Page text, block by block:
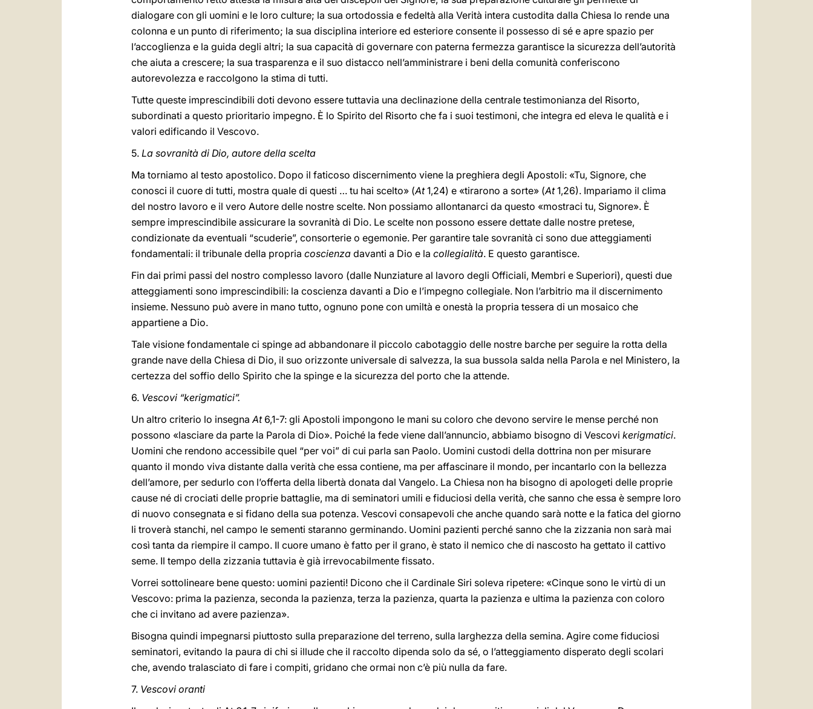
dialogare con gli uomini e le loro culture; la sua ortodossia e fedeltà alla Verità intera custodita dalla Chiesa lo rende una
colonna e un punto di riferimento; la sua disciplina interiore ed esteriore consente il possesso di sé e apre spazio per
l’accoglienza e la guida degli altri; la sua capacità di governare con paterna fermezza garantisce la sicurezza dell’autorità
che aiuta a crescere; la sua trasparenza e il suo distacco nell’amministrare i beni della comunità conferiscono
autorevolezza e raccolgono la stima di tutti.
Tutte queste imprescindibili doti devono essere tuttavia una declinazione della centrale testimonianza del Risorto,
subordinati a questo prioritario impegno. È lo Spirito del Risorto che fa i suoi testimoni, che integra ed eleva le qualità e i
valori edificando il Vescovo.
5. La sovranità di Dio, autore della scelta
Ma torniamo al testo apostolico. Dopo il faticoso discernimento viene la preghiera degli Apostoli: «Tu, Signore, che
conosci il cuore di tutti, mostra quale di questi … tu hai scelto» (At1,24) e «tirarono a sorte» (At1,26). Impariamo il clima
del nostro lavoro e il vero Autore delle nostre scelte. Non possiamo allontanarci da questo «mostraci tu, Signore». È
sempre imprescindibile assicurare la sovranità di Dio. Le scelte non possono essere dettate dalle nostre pretese,
condizionate da eventuali “scuderie”, consorterie o egemonie. Per garantire tale sovranità ci sono due atteggiamenti
fondamentali: il tribunale della propria coscienza davanti a Dio e la collegialità. E questo garantisce.
Fin dai primi passi del nostro complesso lavoro (dalle Nunziature al lavoro degli Officiali, Membri e Superiori), questi due
atteggiamenti sono imprescindibili: la coscienza davanti a Dio e l’impegno collegiale. Non l’arbitrio ma il discernimento
insieme. Nessuno può avere in mano tutto, ognuno pone con umiltà e onestà la propria tessera di un mosaico che
appartiene a Dio.
Tale visione fondamentale ci spinge ad abbandonare il piccolo cabotaggio delle nostre barche per seguire la rotta della
grande nave della Chiesa di Dio, il suo orizzonte universale di salvezza, la sua bussola salda nella Parola e nel Ministero, la
certezza del soffio dello Spirito che la spinge e la sicurezza del porto che la attende.
6. Vescovi “kerigmatici”.
Un altro criterio lo insegnaAt6,1-7: gli Apostoli impongono le mani su coloro che devono servire le mense perché non
possono «lasciare da parte la Parola di Dio». Poiché la fede viene dall’annuncio, abbiamo bisogno di Vescovi kerigmatici.
Uomini che rendono accessibile quel “per voi” di cui parla san Paolo. Uomini custodi della dottrina non per misurare
quanto il mondo viva distante dalla verità che essa contiene, ma per affascinare il mondo, per incantarlo con la bellezza
dell’amore, per sedurlo con l’offerta della libertà donata dal Vangelo. La Chiesa non ha bisogno di apologeti delle proprie
cause né di crociati delle proprie battaglie, ma di seminatori umili e fiduciosi della verità, che sanno che essa è sempre loro
di nuovo consegnata e si fidano della sua potenza. Vescovi consapevoli che anche quando sarà notte e la fatica del giorno
li troverà stanchi, nel campo le sementi staranno germinando. Uomini pazienti perché sanno che la zizzania non sarà mai
così tanta da riempire il campo. Il cuore umano è fatto per il grano, è stato il nemico che di nascosto ha gettato il cattivo
seme. Il tempo della zizzania tuttavia è già irrevocabilmente fissato.
Vorrei sottolineare bene questo: uomini pazienti! Dicono che il Cardinale Siri soleva ripetere: «Cinque sono le virtù di un
Vescovo: prima la pazienza, seconda la pazienza, terza la pazienza, quarta la pazienza e ultima la pazienza con coloro
che ci invitano ad avere pazienza».
Bisogna quindi impegnarsi piuttosto sulla preparazione del terreno, sulla larghezza della semina. Agire come fiduciosi
seminatori, evitando la paura di chi si illude che il raccolto dipenda solo da sé, o l’atteggiamento disperato degli scolari
che, avendo tralasciato di fare i compiti, gridano che ormai non c’è più nulla da fare.
7. Vescovi oranti